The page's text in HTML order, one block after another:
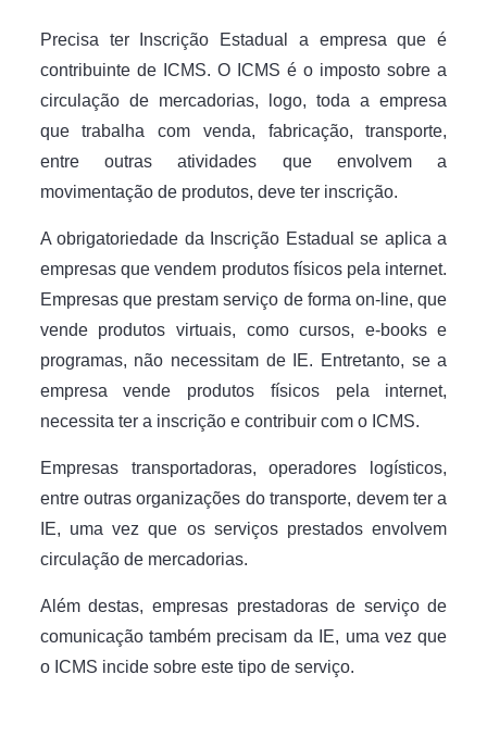
Precisa ter Inscrição Estadual a empresa que é
contribuinte de ICMS. O ICMS é o imposto sobre a
circulação de mercadorias, logo, toda a empresa
que trabalha com venda, fabricação, transporte,
entre outras atividades que envolvem a
movimentação de produtos, deve ter inscrição.
A obrigatoriedade da Inscrição Estadual se aplica a
empresas que vendem produtos físicos pela internet.
Empresas que prestam serviço de forma on-line, que
vende produtos virtuais, como cursos, e-books e
programas, não necessitam de IE. Entretanto, se a
empresa vende produtos físicos pela internet,
necessita ter a inscrição e contribuir com o ICMS.
Empresas transportadoras, operadores logísticos,
entre outras organizações do transporte, devem ter a
IE, uma vez que os serviços prestados envolvem
circulação de mercadorias.
Além destas, empresas prestadoras de serviço de
comunicação também precisam da IE, uma vez que
o ICMS incide sobre este tipo de serviço.